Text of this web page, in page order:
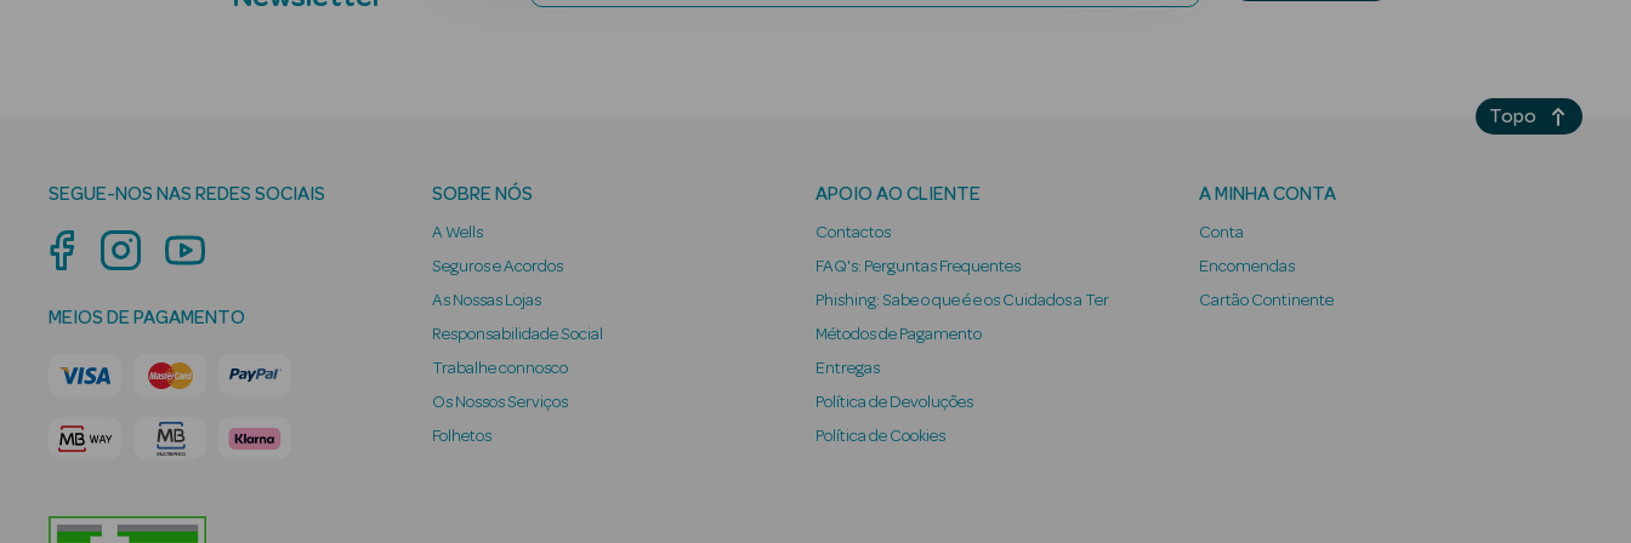
SEGUE-NOS NAS REDES SOCIAIS
MEIOS DE PAGAMENTO
SOBRE NÓS
A Wells
Seguros e Acordos
As Nossas Lojas
Responsabilidade Social
Trabalhe connosco
Os Nossos Serviços
Folhetos
APOIO AO CLIENTE
Contactos
FAQ's: Perguntas Frequentes
Phishing: Sabe o que é e os Cuidados a Ter
Métodos de Pagamento
Entregas
Política de Devoluções
Política de Cookies
A MINHA CONTA
Conta
Encomendas
Cartão Continente
Topo